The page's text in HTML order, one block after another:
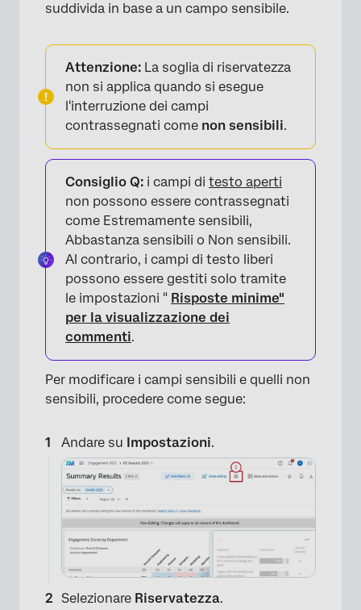
suddivida in base a un campo sensibile.
Attenzione: La soglia di riservatezza
non si applica quando si esegue
l'interruzione dei campi
contrassegnati come non sensibili.
Consiglio Q: i campi di testo aperti
non possono essere contrassegnati
come Estremamente sensibili,
Abbastanza sensibili o Non sensibili.
Al contrario, i campi di testo liberi
possono essere gestiti solo tramite
le impostazioni " Risposte minime"
per la visualizzazione dei
commenti.
Per modificare i campi sensibili e quelli non
sensibili, procedere come segue:
Andare su Impostazioni.
Selezionare Riservatezza.